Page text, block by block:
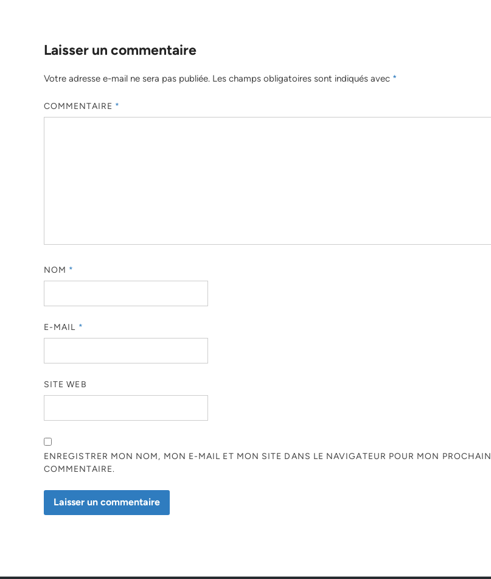
Laisser un commentaire
Votre adresse e-mail ne sera pas publiée. Les champs obligatoires sont indiqués avec *
COMMENTAIRE *
NOM *
E-MAIL *
SITE WEB
ENREGISTRER MON NOM, MON E-MAIL ET MON SITE DANS LE NAVIGATEUR POUR MON PROCHAIN
COMMENTAIRE.